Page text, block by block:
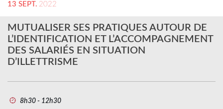
13 SEPT. 2022
MUTUALISER SES PRATIQUES AUTOUR DE
L’IDENTIFICATION ET L’ACCOMPAGNEMENT
DES SALARIÉS EN SITUATION
D’ILLETTRISME
8h30 - 12h30